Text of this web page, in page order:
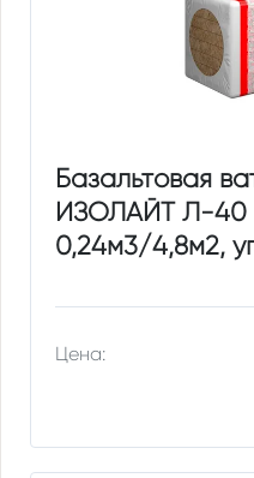
Базальтовая
ИЗОЛАЙТ Л-40
0,24м3/4,8м2,
Цена: